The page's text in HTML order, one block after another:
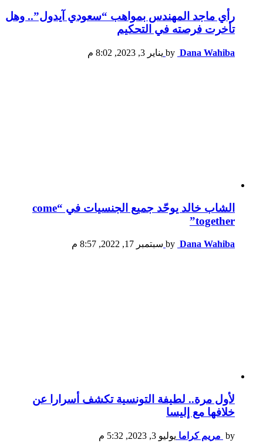
رأي ماجد المهندس بمواهب “سعودي آيدول”.. وهل
تأخرت فرصته في التحكيم
by Dana Wahiba يناير 3, 2023, 8:02 م
الشاب خالد يوحّد جميع الجنسيات في “come
together”
by Dana Wahiba سبتمبر 17, 2022, 8:57 م
لأول مرة.. لطيفة التونسية تكشف أسرارا عن
خلافها مع إليسا
by مريم كراما يوليو 3, 2023, 5:32 م